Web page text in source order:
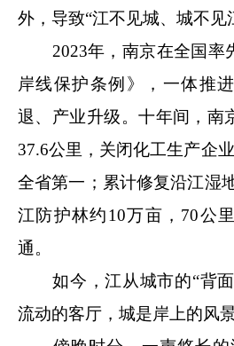
外，导致“江不见城、城不见
2023年，南京在全国率
岸线保护条例》，一体推
退、产业升级。十年间，南
37.6公里，关闭化工生产企
全省第一；累计修复沿江湿
江防护林约10万亩，70公
通。
如今，江从城市的“背面
流动的客厅，城是岸上的风景